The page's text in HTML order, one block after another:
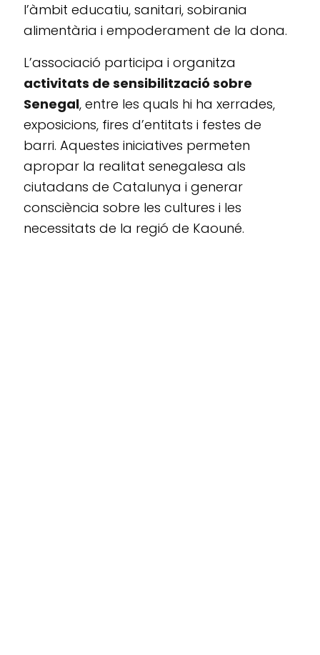
l’àmbit educatiu, sanitari, sobirania
alimentària i empoderament de la dona.
L’associació participa i organitza
activitats de sensibilització sobre
Senegal, entre les quals hi ha xerrades,
exposicions, fires d’entitats i festes de
barri. Aquestes iniciatives permeten
apropar la realitat senegalesa als
ciutadans de Catalunya i generar
consciència sobre les cultures i les
necessitats de la regió de Kaouné.